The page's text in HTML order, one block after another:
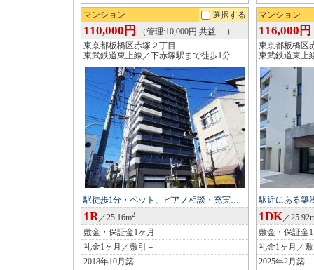
マンション 選択する
110,000円
（管理:10,000円 共益:－）
東京都板橋区赤塚２丁目
東武鉄道東上線／下赤塚駅まで徒歩1分
駅徒歩1分・ペット、ピアノ相談・充実…
1R／25.16m2
敷金・保証金1ヶ月
礼金1ヶ月／敷引－
2018年10月築
マンション
116,000円
東京都板橋区
東武鉄道東上
駅近にある築
1DK／
敷金・保証金
礼金1ヶ月／
2025年2月築